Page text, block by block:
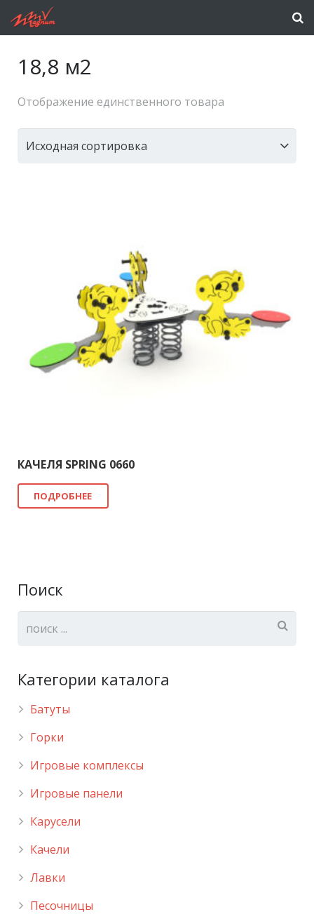
18,8 м2
Отображение единственного товара
КАЧЕЛЯ SPRING 0660
ПОДРОБНЕЕ
Поиск
Категории каталога
Батуты
Горки
Игровые комплексы
Игровые панели
Карусели
Качели
Лавки
Песочницы